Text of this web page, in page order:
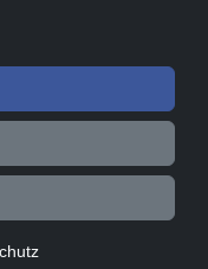
II Forum seit 2010 ❤️
Impressum